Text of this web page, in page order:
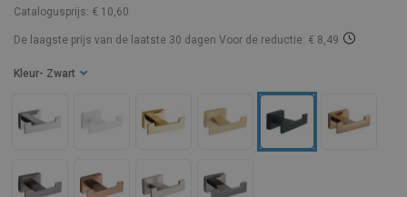
Catalogusprijs: € 10,60
De laagste prijs van de laatste 30 dagen Voor de reductie: € 8,49
Kleur - Zwart